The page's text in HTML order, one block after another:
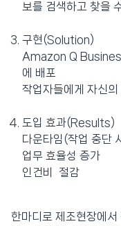
보를 검색하고 찾을
구현(Solution)
Amazon Q
에 배포
작업자들에게 자신
도입 효과(Results)
다운타임(작업 중단
업무 효율성 증가
인건비 절감
한마디로 제조현장에